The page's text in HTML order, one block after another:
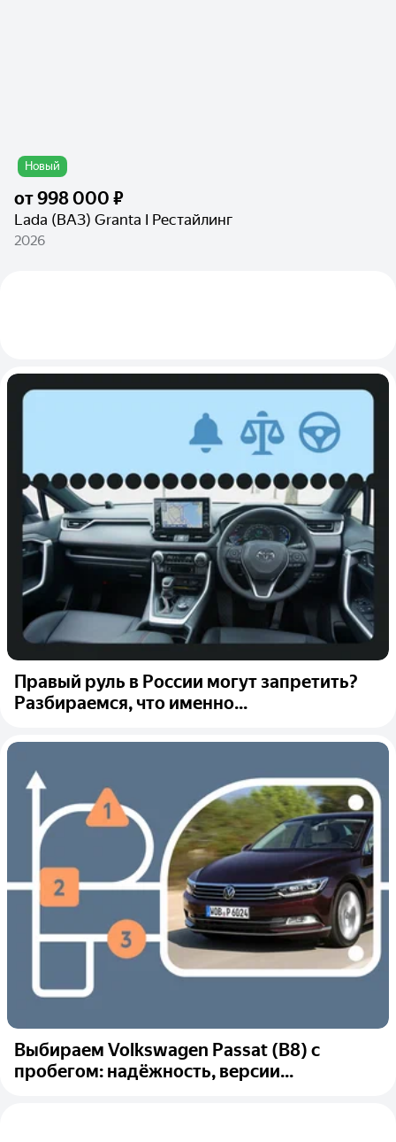
Новый
от998 000 ₽
Lada (ВАЗ) Granta I Рестайлинг
2026
Правый руль в России могут запретить?
Разбираемся, что именно...
Выбираем Volkswagen Passat (B8) с
пробегом: надёжность, версии...